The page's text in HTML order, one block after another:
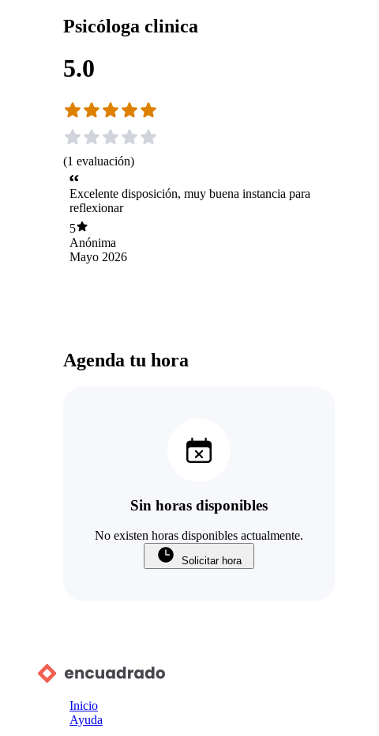
Psicóloga clinica
5.0
(1 evaluación)
Excelente disposición, muy buena instancia para
reflexionar
5
Anónima
Mayo 2026
Agenda tu hora
Sin horas disponibles
No existen horas disponibles actualmente.
Solicitar hora
Inicio
Ayuda